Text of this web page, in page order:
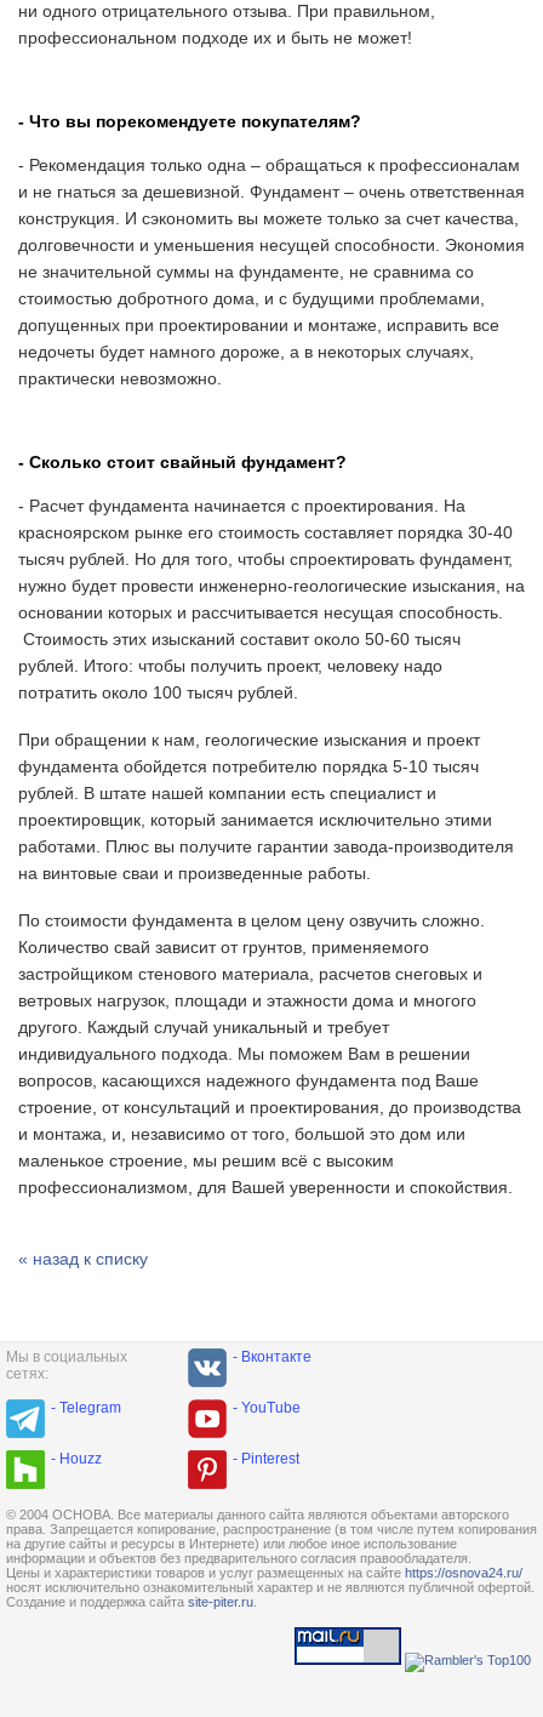
ни одного отрицательного отзыва. При правильном,
профессиональном подходе их и быть не может!
- Что вы порекомендуете покупателям?
- Рекомендация только одна – обращаться к профессионалам
и не гнаться за дешевизной. Фундамент – очень ответственная
конструкция. И сэкономить вы можете только за счет качества,
долговечности и уменьшения несущей способности. Экономия
не значительной суммы на фундаменте, не сравнима со
стоимостью добротного дома, и с будущими проблемами,
допущенных при проектировании и монтаже, исправить все
недочеты будет намного дороже, а в некоторых случаях,
практически невозможно.
- Сколько стоит свайный фундамент?
- Расчет фундамента начинается с проектирования. На
красноярском рынке его стоимость составляет порядка 30-40
тысяч рублей. Но для того, чтобы спроектировать фундамент,
нужно будет провести инженерно-геологические изыскания, на
основании которых и рассчитывается несущая способность.
Стоимость этих изысканий составит около 50-60 тысяч
рублей. Итого: чтобы получить проект, человеку надо
потратить около 100 тысяч рублей.
При обращении к нам, геологические изыскания и проект
фундамента обойдется потребителю порядка 5-10 тысяч
рублей. В штате нашей компании есть специалист и
проектировщик, который занимается исключительно этими
работами. Плюс вы получите гарантии завода-производителя
на винтовые сваи и произведенные работы.
По стоимости фундамента в целом цену озвучить сложно.
Количество свай зависит от грунтов, применяемого
застройщиком стенового материала, расчетов снеговых и
ветровых нагрузок, площади и этажности дома и многого
другого. Каждый случай уникальный и требует
индивидуального подхода. Мы поможем Вам в решении
вопросов, касающихся надежного фундамента под Ваше
строение, от консультаций и проектирования, до производства
и монтажа, и, независимо от того, большой это дом или
маленькое строение, мы решим всё с высоким
профессионализмом, для Вашей уверенности и спокойствия.
« назад к списку
Мы в социальных
сетях:
- Вконтакте
- Telegram - YouTube
- Houzz - Pinterest
© 2004 ОСНОВА. Все материалы данного сайта являются объектами авторского
права. Запрещается копирование, распространение (в том числе путем копирования
на другие сайты и ресурсы в Интернете) или любое иное использование
информации и объектов без предварительного согласия правообладателя.
Цены и характеристики товаров и услуг размещенных на сайте https://osnova24.ru/
носят исключительно ознакомительный характер и не являются публичной офертой.
Создание и поддержка сайта site-piter.ru